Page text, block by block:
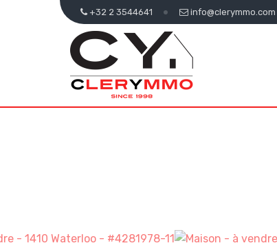
+32 2 3544641 info@clerymmo.com